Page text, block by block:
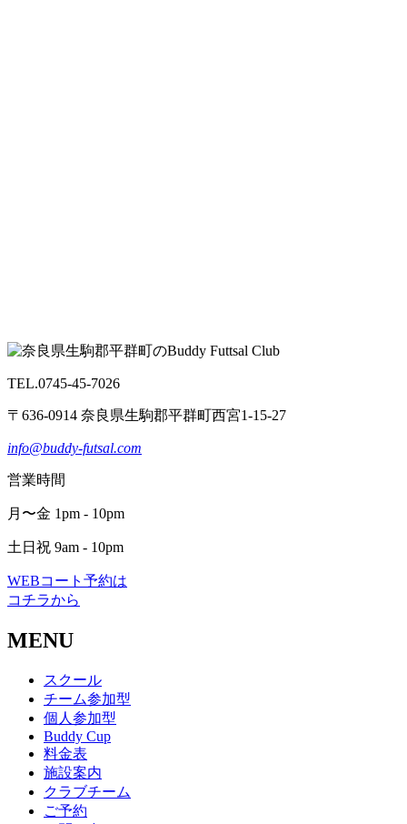
TEL.0745-45-7026
〒636-0914 奈良県生駒郡平群町西宮1-15-27
info@buddy-futsal.com
営業時間
月〜金 1pm - 10pm
土日祝 9am - 10pm
WEBコート予約は
コチラから
MENU
スクール
チーム参加型
個人参加型
Buddy Cup
料金表
施設案内
クラブチーム
ご予約